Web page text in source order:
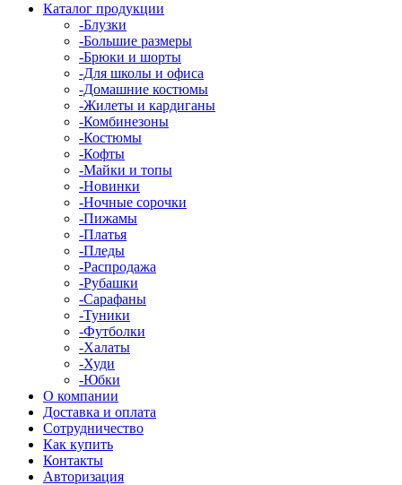
Каталог продукции
-Блузки
-Большие размеры
-Брюки и шорты
-Для школы и офиса
-Домашние костюмы
-Жилеты и кардиганы
-Комбинезоны
-Костюмы
-Кофты
-Майки и топы
-Новинки
-Ночные сорочки
-Пижамы
-Платья
-Пледы
-Распродажа
-Рубашки
-Сарафаны
-Туники
-Футболки
-Халаты
-Худи
-Юбки
О компании
Доставка и оплата
Сотрудничество
Как купить
Контакты
Авторизация